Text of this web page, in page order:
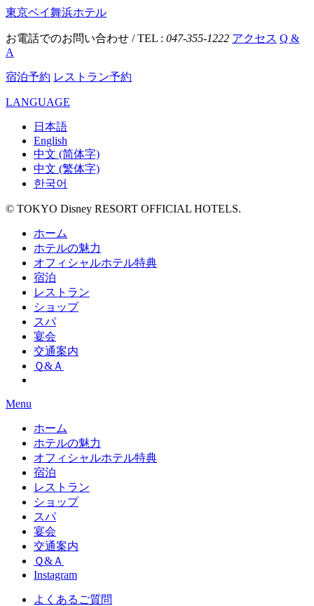
東京ベイ舞浜ホテル
お電話でのお問い合わせ / TEL : 047-355-1222 アクセス Q &
A
宿泊予約 レストラン予約
LANGUAGE
日本語
English
中文 (简体字)
中文 (繁体字)
한국어
© TOKYO Disney RESORT OFFICIAL HOTELS.
ホーム
ホテルの魅力
オフィシャルホテル特典
宿泊
レストラン
ショップ
スパ
宴会
交通案内
Ｑ&Ａ
Menu
ホーム
ホテルの魅力
オフィシャルホテル特典
宿泊
レストラン
ショップ
スパ
宴会
交通案内
Ｑ&Ａ
Instagram
よくあるご質問